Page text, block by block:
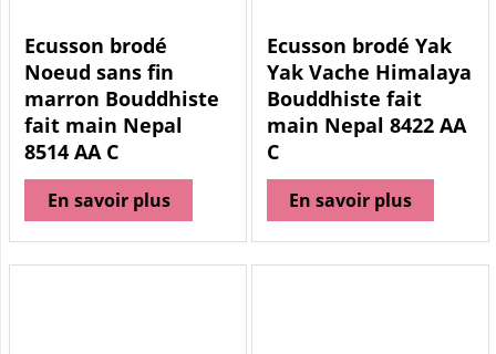
Ecusson brodé
Noeud sans fin
marron Bouddhiste
fait main Nepal
8514 AA C
En savoir plus
Ecusson brodé Yak
Yak Vache Himalaya
Bouddhiste fait
main Nepal 8422 AA
C
En savoir plus